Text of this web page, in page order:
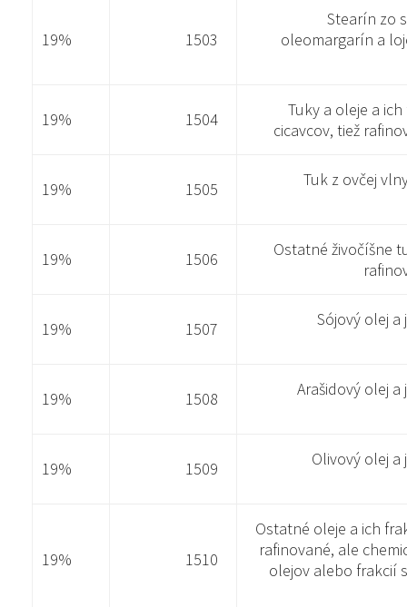
19% 1503
Stearín zo
oleomargarín a
19% 1504
Tuky a oleje a
cicavcov, tiež
19% 1505 Tuk z ovčej
19% 1506
Ostatné živočíšne
19% 1507 Sójový olej a
19% 1508 Arašidový olej
19% 1509 Olivový olej a
19% 1510
Ostatné oleje a ich
rafinované, ale
olejov alebo frakcií